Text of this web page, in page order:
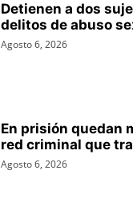
Detienen a dos
delitos de abuso
Agosto 6, 2026
En prisión quedan
red criminal que
Agosto 6, 2026